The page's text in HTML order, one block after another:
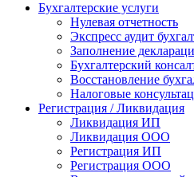
Бухгалтерские услуги
Нулевая отчетность
Экспресс аудит
Заполнение
Бухгалтерский
Восстановление
Налоговые
Регистрация / Ликвидация
Ликвидация ИП
Ликвидация ООО
Регистрация ИП
Регистрация ООО